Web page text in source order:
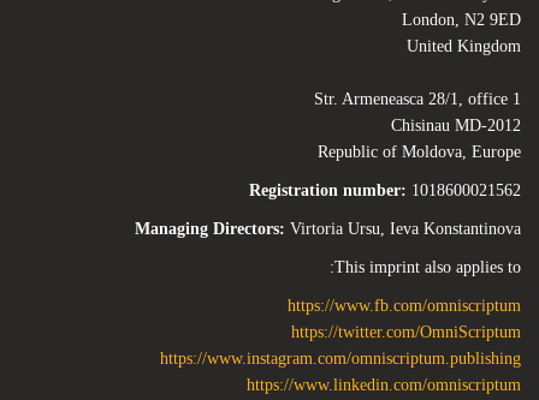
London, N2 9ED
United Kingdom
Str. Armeneasca 28/1, office 1
Chisinau MD-2012
Republic of Moldova, Europe
Registration number: 1018600021562
Managing Directors: Virtoria Ursu, Ieva Konstantinova
This imprint also applies to:
https://www.fb.com/omniscriptum
https://twitter.com/OmniScriptum
https://www.instagram.com/omniscriptum.publishing
https://www.linkedin.com/omniscriptum